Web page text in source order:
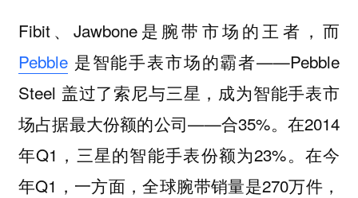
Fibit、Jawbone是腕带市场的王者，而
Pebble是智能手表市场的霸者——Pebble
Steel 盖过了索尼与三星，成为智能手表市
场占据最大份额的公司——合35%。在2014
年Q1，三星的智能手表份额为23%。在今
年Q1，一方面，全球腕带销量是270万件，